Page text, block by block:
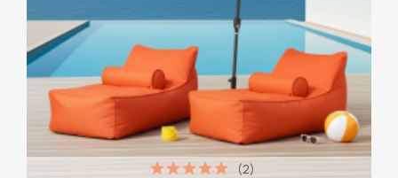
(2)